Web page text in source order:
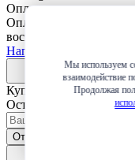
Оплата
Оплата любым удобным
воспользоваться
Написать в Whatsapp
Купить в 1 клик
Оставьте заявку и мы
Отправить
Мы используем
взаимодействие
Продолжая